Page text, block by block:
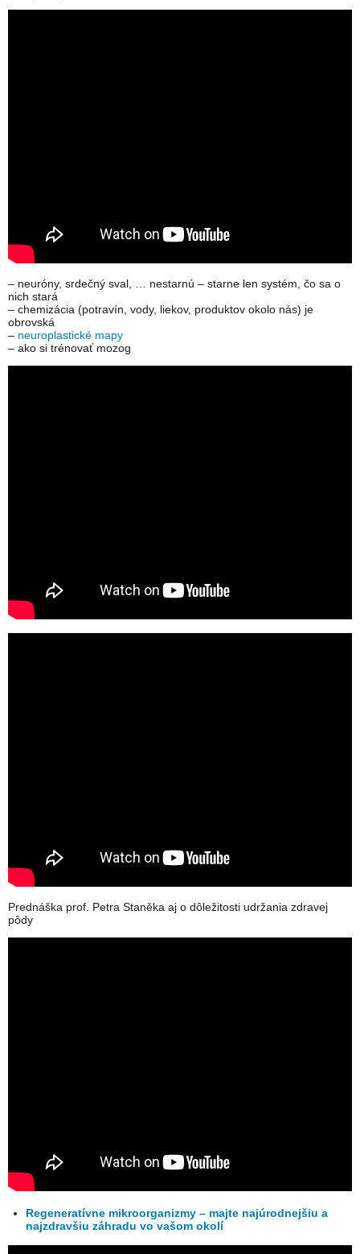
– neuróny, srdečný sval, … nestarnú – starne len systém, čo sa o
nich stará
– chemizácia (potravín, vody, liekov, produktov okolo nás) je
obrovská
– neuroplastické mapy
– ako si trénovať mozog
Prednáška prof. Petra Staněka aj o dôležitosti udržania zdravej
pôdy
Regeneratívne mikroorganizmy – majte najúrodnejšiu a
najzdravšiu záhradu vo vašom okolí